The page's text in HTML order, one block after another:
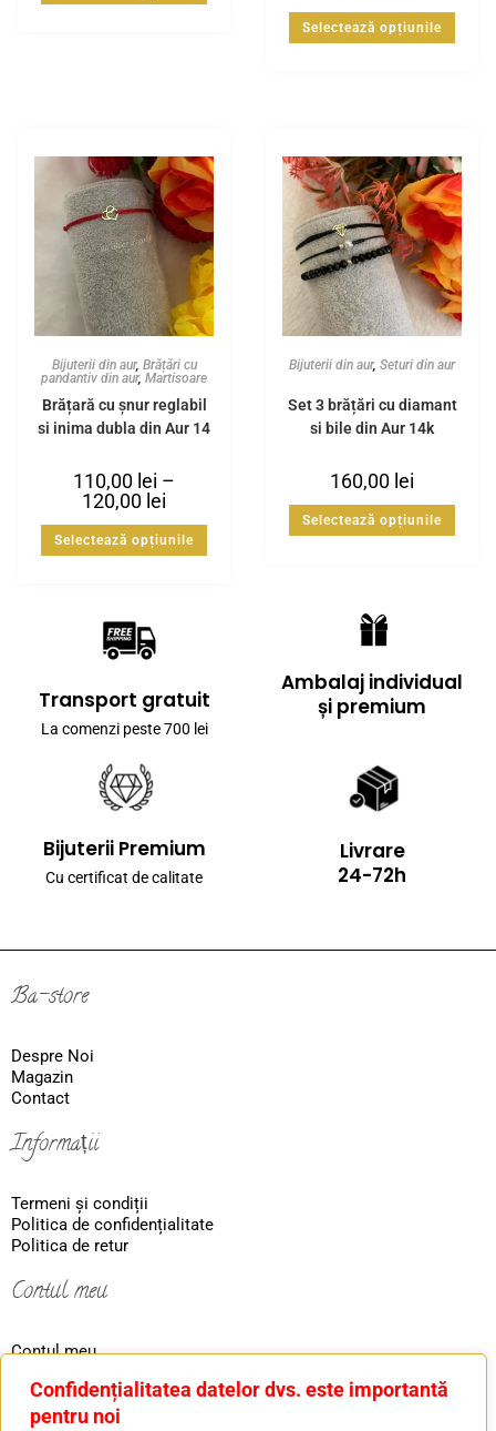
Confidențialitatea datelor dvs. este importantă
pentru noi
Evaluat la
5.00din 5
Selectează opțiunile
Bijuterii din aur, Brățări cu
pandantiv din aur, Martisoare
Brățară cu șnur reglabil
și inima dubla din Aur 14
110,00 lei –
120,00 lei
Selectează opțiunile
Bijuterii din aur, Seturi din aur
Set 3 brățări cu diamant
și bile din Aur 14k
160,00 lei
Selectează opțiunile
Transport gratuit
La comenzi peste 700 lei
Ambalaj individual
și premium
Bijuterii Premium
Cu certificat de calitate
Livrare
24-72h
Ba-store
Despre Noi
Magazin
Contact
Informații
Termeni și condiții
Politica de confidențialitate
Politica de retur
Contul meu
Contul meu
Ordin